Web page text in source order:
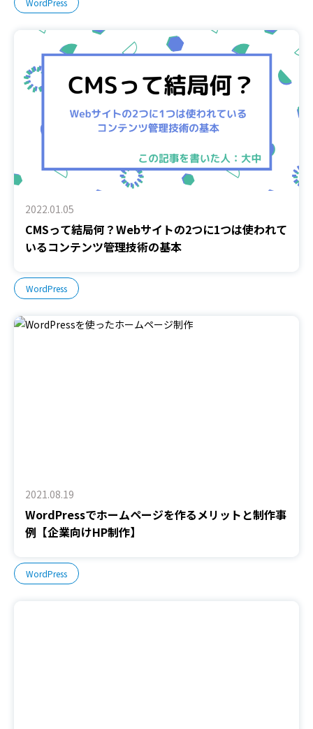
WordPress
2022.01.05
CMSって結局何？Webサイトの2つに1つは使われて
いるコンテンツ管理技術の基本
WordPress
2021.08.19
WordPressでホームページを作るメリットと制作事
例【企業向けHP制作】
WordPress